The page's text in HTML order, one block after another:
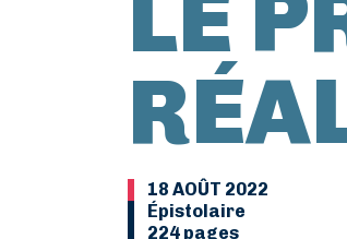
18 AOÛT 2022
Épistolaire
224 pages